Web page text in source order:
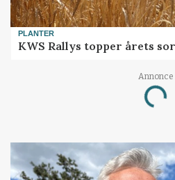
PLANTER
KWS Rallys topper årets
Annonce
Loading...